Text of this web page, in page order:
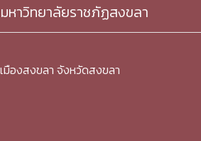
หาวิทยาลัยราชภัฏสงขลา
มืองสงขลา จังหวัดสงขลา